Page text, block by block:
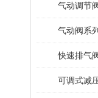
气动调节
气动阀系列
快速排气
可调式减